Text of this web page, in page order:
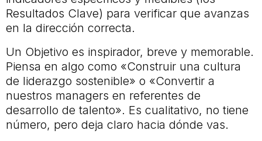
Resultados Clave) para verificar que avanzas
en la dirección correcta.
Un Objetivo es inspirador, breve y memorable.
Piensa en algo como «Construir una cultura
de liderazgo sostenible» o «Convertir a
nuestros managers en referentes de
desarrollo de talento». Es cualitativo, no tiene
número, pero deja claro hacia dónde vas.